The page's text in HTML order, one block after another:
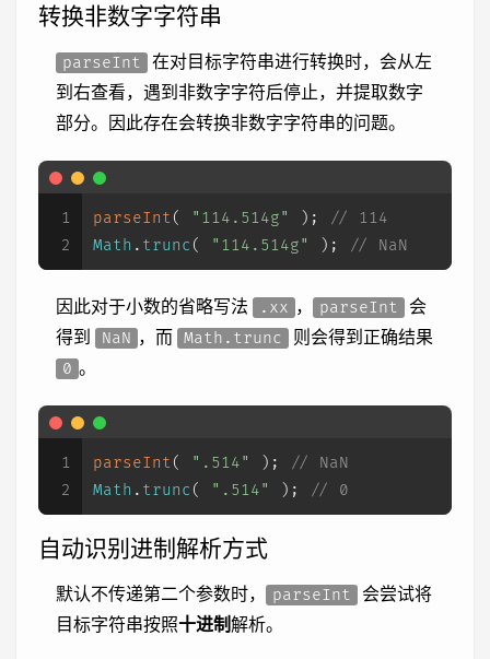
转换非数字字符串
parseInt
在对目标字符串进行转换时，会从左
到右查看，遇到非数字字符后停止，并提取数字
部分。因此存在会转换非数字字符串的问题。
1
2
parseInt ( "114.514g" );
// 114
Math . trunc ( "114.514g" ); // NaN
因此对于小数的省略写法 .xx ， parseInt
会
得到
NaN ，而 Math.trunc
则会得到正确结果
0 。
1
2
parseInt ( ".514" );
// NaN
Math . trunc ( ".514" ); // 0
自动识别进制解析方式
默认不传递第二个参数时， parseInt
会尝试将
目标字符串按照十进制解析。